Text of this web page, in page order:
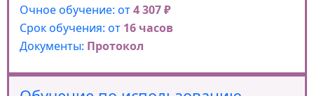
Очное обучение: от4 307 ₽
Срок обучения: от 16 часов
Документы: Протокол